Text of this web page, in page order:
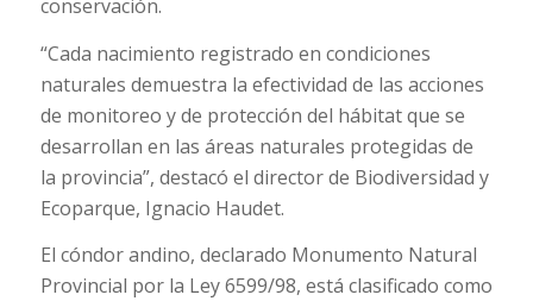
conservación.
“Cada nacimiento registrado en condiciones
naturales demuestra la efectividad de las acciones
de monitoreo y de protección del hábitat que se
desarrollan en las áreas naturales protegidas de
la provincia”, destacó el director de Biodiversidad y
Ecoparque, Ignacio Haudet.
El cóndor andino, declarado Monumento Natural
Provincial por la Ley 6599/98, está clasificado como